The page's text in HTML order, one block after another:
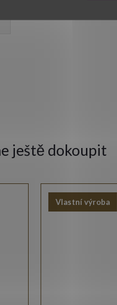
ještě dokoupit
Vlastní výroba